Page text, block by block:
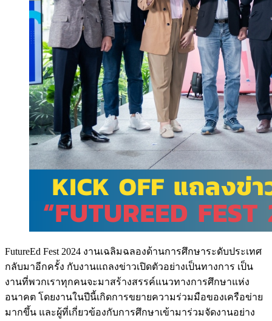
FutureEd Fest 2024 งานเฉลิมฉลองด้านการศึกษาระดับประเทศ
กลับมาอีกครั้ง กับงานแถลงข่าวเปิดตัวอย่างเป็นทางการ เป็น
งานที่พวกเราทุกคนจะมาสร้างสรรค์แนวทางการศึกษาแห่ง
อนาคต โดยงานในปีนี้เกิดการขยายความร่วมมือของเครือข่าย
มากขึ้น และผู้ที่เกี่ยวข้องกับการศึกษาเข้ามาร่วมจัดงานอย่าง